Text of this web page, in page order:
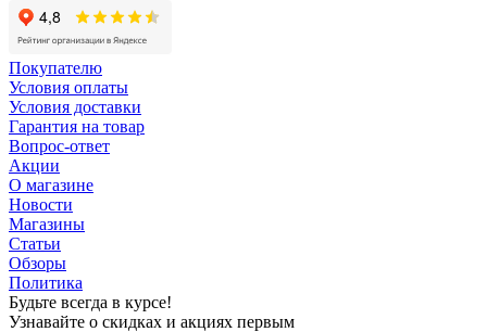
Покупателю
Условия оплаты
Условия доставки
Гарантия на товар
Вопрос-ответ
Акции
О магазине
Новости
Магазины
Статьи
Обзоры
Политика
Будьте всегда в курсе!
Узнавайте о скидках и акциях первым